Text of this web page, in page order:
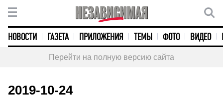
НОВОСТИ ГАЗЕТА ПРИЛОЖЕНИЯ ТЕМЫ ФОТО ВИДЕО
Перейти на полную версию сайта
2019-10-24